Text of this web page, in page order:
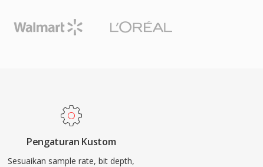
Pengaturan Kustom
Sesuaikan sample rate, bit depth,